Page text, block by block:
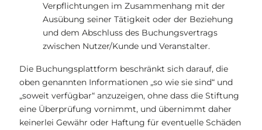
Verpflichtungen im Zusammenhang mit der
Ausübung seiner Tätigkeit oder der Beziehung
und dem Abschluss des Buchungsvertrags
zwischen Nutzer/Kunde und Veranstalter.
Die Buchungsplattform beschränkt sich darauf, die
oben genannten Informationen „so wie sie sind“ und
„soweit verfügbar“ anzuzeigen, ohne dass die Stiftung
eine Überprüfung vornimmt, und übernimmt daher
keinerlei Gewähr oder Haftung für eventuelle Schäden